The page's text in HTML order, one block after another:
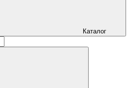
Каталог